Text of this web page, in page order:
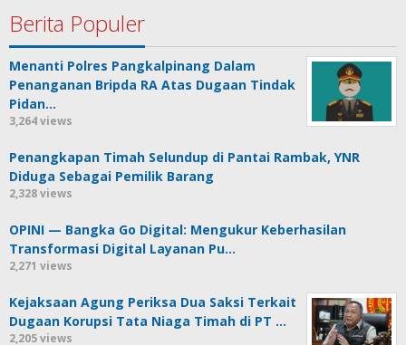
Berita Populer
Menanti Polres Pangkalpinang Dalam
Penanganan Bripda RA Atas Dugaan Tindak
Pidan…
3,264 views
Penangkapan Timah Selundup di Pantai Rambak, YNR
Diduga Sebagai Pemilik Barang
2,328 views
OPINI — Bangka Go Digital: Mengukur Keberhasilan
Transformasi Digital Layanan Pu…
2,271 views
Kejaksaan Agung Periksa Dua Saksi Terkait
Dugaan Korupsi Tata Niaga Timah di PT …
2,205 views